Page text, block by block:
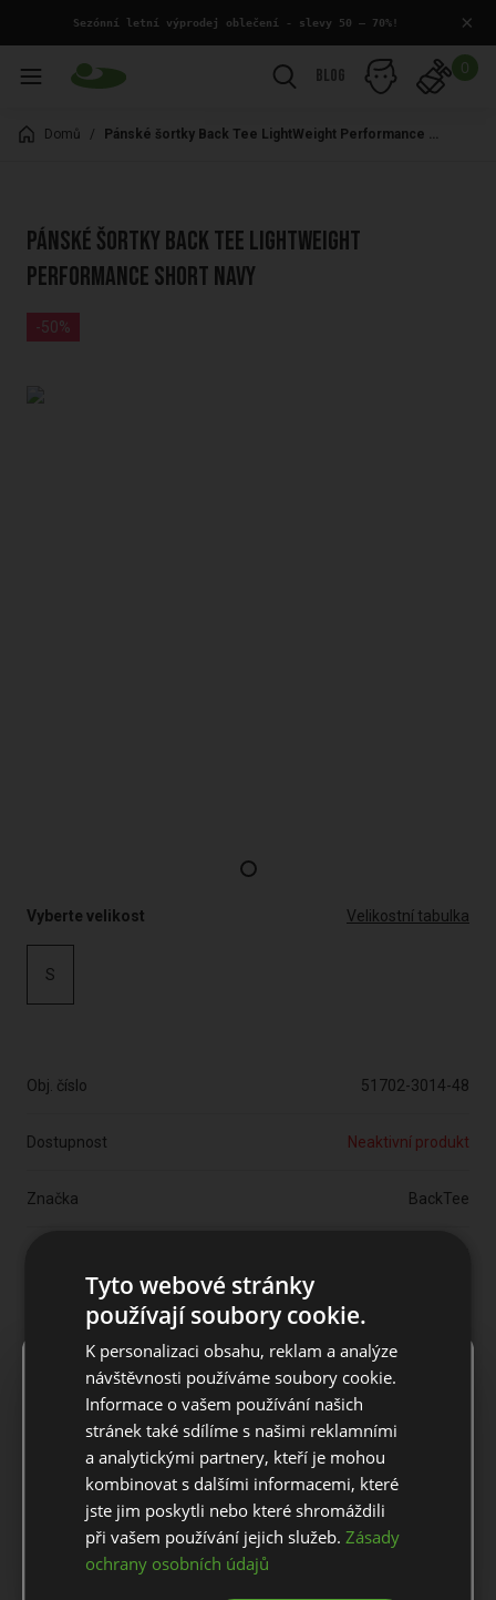
Sezónní letní výprodej oblečení - slevy 50 – 70%! ×
Blog 0
Domů /
Pánské šortky Back Tee LightWeight
Performance Short navy
-50%
Vyberte velikost Velikostní tabulka
S
Obj. číslo 51702-3014-48
Dostupnost Neaktivní produkt
Značka BackTee
1191 Kč
Prodej skončil
DOPRAVA A VRÁCENÍ
ZÁKAZNICKÝ SERVIS
Notice
For European orders outside Slovakia and Czech Republic,
please use our European website.
Stay on this website
Go to European website
Tyto webové stránky
používají soubory cookie.
K personalizaci obsahu, reklam a analýze
návštěvnosti používáme soubory cookie.
Informace o vašem používání našich
stránek také sdílíme s našimi reklamními
a analytickými partnery, kteří je mohou
kombinovat s dalšími informacemi, které
jste jim poskytli nebo které shromáždili
při vašem používání jejich služeb.Zásady
ochrany osobních údajů